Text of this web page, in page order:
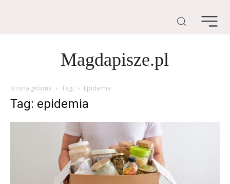
Magdapisze.pl
Strona główna Tagi Epidemia
Tag: epidemia